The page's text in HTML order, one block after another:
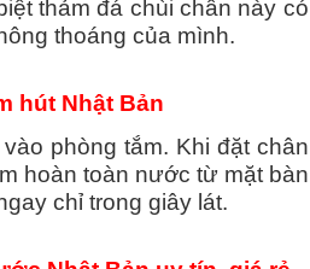
thảm đá chùi chân này có
thoáng của mình.
hút Nhật Bản
phòng tắm. Khi đặt chân
hoàn toàn nước từ mặt bàn
chỉ trong giây lát.